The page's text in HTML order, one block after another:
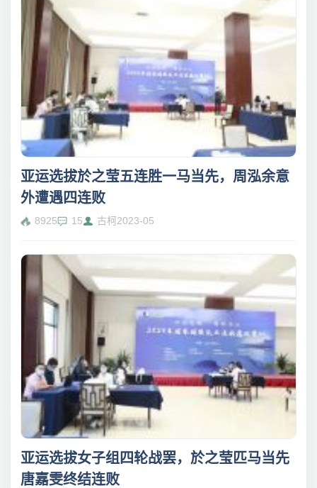
亚运选拔於之莹五连胜一马当先，周泓余意
外遭遇四连败
8925 15 古柯2023-05
亚运选拔女子组四轮战罢，於之莹匹马当先
唐嘉雯终结连败